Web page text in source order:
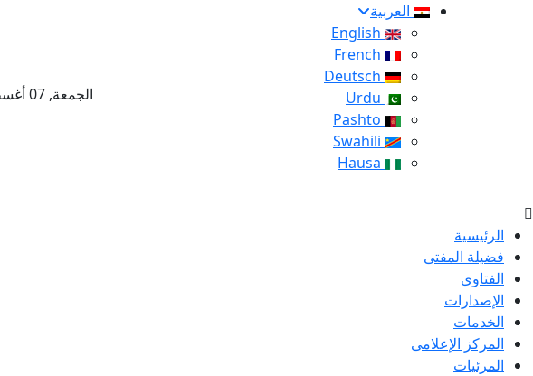
العربية
الجمعة, 07 أغسطس 2026 – 24 صفر 1448 هـ
الرئيسية
فضيلة المفتى
الفتاوى
الإصدارات
الخدمات
المركز الإعلامى
المرئيات